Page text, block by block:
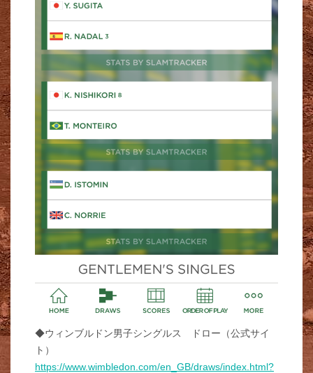
◆ウィンブルドン男子シングルス ドロー（公式サイ
ト）
https://www.wimbledon.com/en_GB/draws/index.html?